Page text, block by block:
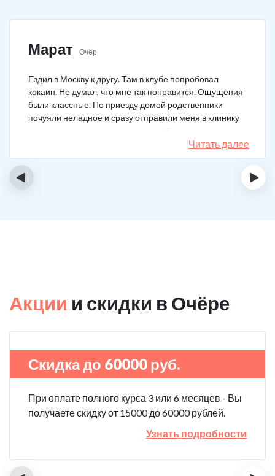
Марат Очёр
Ездил в Москву к другу. Там в клубе попробовал
кокаин. Не думал, что мне так понравится. Ощущения
были классные. По приезду домой родственники
почуяли неладное и сразу отправили меня в клинику
после того как я им все рассказал. Прошел курс
лечения, но мысли о коксе не прошли. Сейчас хожу на
курсы анонимных наркоманов, делаю все, чтобы
Читать далее
‹ ›
Акции и скидки в Очёре
Скидка до 60000 руб.
При оплате полного курса 3 или 6 месяцев - Вы
получаете скидку от 15000 до 60000 рублей.
Узнать подробности